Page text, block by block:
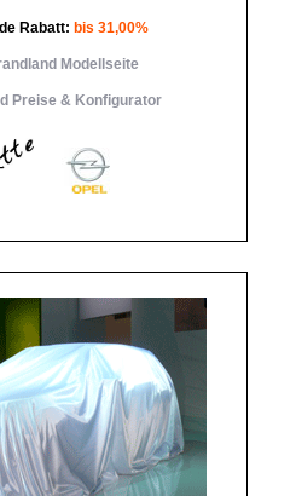
Rabatt: bis 31,00%
Modellseite
Preise & Konfigurator